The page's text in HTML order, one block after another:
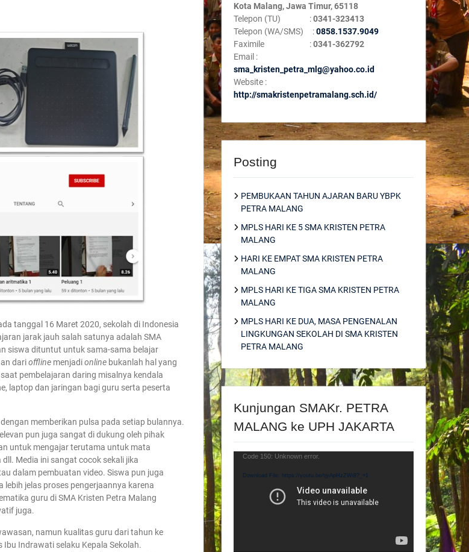
tanggal 16 Maret 2020, sekolah di Indonesia
jarak jauh salah satunya adalah SMA
siswa dituntut untuk sama-sama belajar
darioffline menjadionline bukanlah hal yang
pembelajaran daring misalnya kendala
laptop dan jaringan bagi guru serta peserta
memberikan pulsa pada setiap bulannya.
pun juga sangat di dukung oleh pihak
untuk mengajar terutama untuk mata
Media ini sangat cocok sekali jika
dalam pembuatan video. Siswa pun juga
jelas proses pengerjaannya karena
guru di SMA Kristen Petra Malang
juga.
namun kualitas guru dari tahun ke
Indrawati selaku Kepala Sekolah.
Kota Malang, Jawa Timur, 65118
Telepon (TU) :0341-323413
Telepon (WA/SMS) :0858.1537.9049
Faximile :0341-362792
Email :
sma_kristen_petra_mlg@yahoo.co.id
Website :
http://smakristenpetramalang.sch.id/
Posting
PEMBUKAAN TAHUN AJARAN BARU YBPK
PETRA MALANG
MPLS HARI KE 5 SMA KRISTEN PETRA
MALANG
HARI KE EMPAT SMA KRISTEN PETRA
MALANG
MPLS HARI KE TIGA SMA KRISTEN PETRA
MALANG
MPLS HARI KE DUA, MASA PENGENALAN
LINGKUNGAN SEKOLAH DI SMA KRISTEN
PETRA MALANG
Kunjungan SMAKr. PETRA
MALANG ke UPH JAKARTA
Video
Code 150: Unknown error.
Download File: https://youtu.be/tjyApHzZWi8?_=1